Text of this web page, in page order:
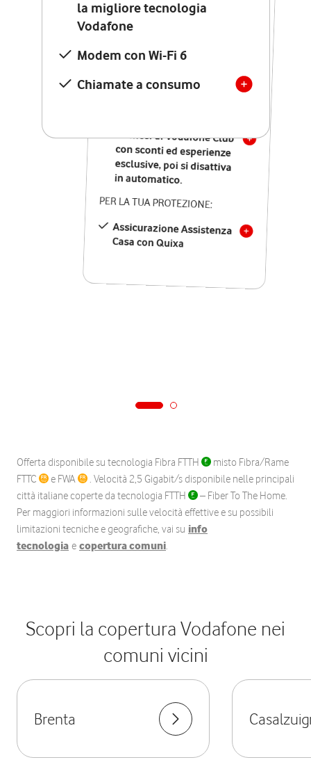
la migliore tecnologia
Vodafone
Modem con Wi-Fi 6
Chiamate a consumo
Vodafone
Modem Seven con Wi-Fi 7
Chiamate illimitate verso
numeri fissi e mobili
nazionali
12 mesi di Vodafone Club
con sconti ed esperienze
esclusive, poi si disattiva
in automatico.
PER LA TUA PROTEZIONE:
Assicurazione Assistenza
Casa con Quixa
Offerta disponibile su tecnologia Fibra FTTH
misto Fibra/Rame
FTTC
e FWA
. Velocità 2,5 Gigabit/s disponibile nelle principali
città italiane coperte da tecnologia FTTH
– Fiber To The Home.
Per maggiori informazioni sulle velocità effettive e su possibili
limitazioni tecniche e geografiche, vai su info
tecnologia e copertura comuni.
Scopri la copertura Vodafone nei
comuni vicini
Brenta